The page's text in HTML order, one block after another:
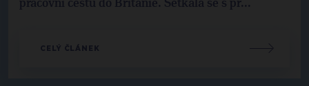
pracovní cestu do Británie. Setkala se s př...
CELÝ ČLÁNEK